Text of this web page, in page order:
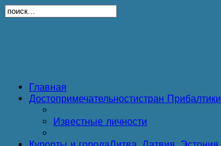
Главная
Достопримечательностистран Прибалтики
Известные личности